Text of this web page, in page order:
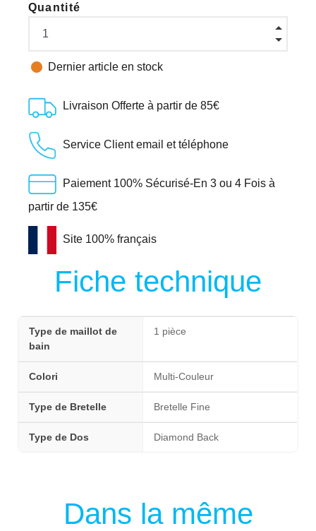
Quantité
 Dernier article en stock
Livraison Offerte à partir de 85€
Service Client email et téléphone
Paiement 100% Sécurisé-En 3 ou 4 Fois à
partir de 135€
Site 100% français
Fiche technique
Type de maillot de
bain
1 pièce
Colori Multi-Couleur
Type de Bretelle Bretelle Fine
Type de Dos Diamond Back
Dans la même